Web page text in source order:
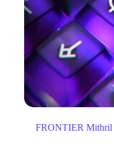
FRONTIER Mithril